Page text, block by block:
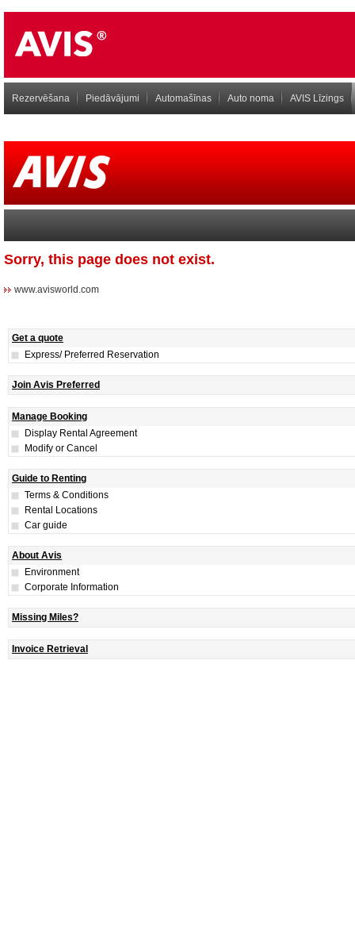
Rezervēšana Piedāvājumi Automašīnas Auto noma AVIS Līzings